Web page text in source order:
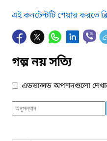
এই কনটেন্টটি শেয়ার করতে
গল্প নয় সত্যি
এডভান্সড অপশনগুলো